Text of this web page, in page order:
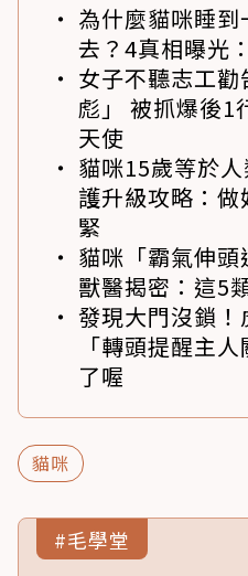
為什麼貓咪睡
去？4真相曝光
女子不聽志工
彪」 被抓爆後1
天使
貓咪15歲等於
護升級攻略：
緊
貓咪「霸氣伸頭
獸醫揭密：這5
發現大門沒鎖
「轉頭提醒主
了喔
貓咪
#毛學堂